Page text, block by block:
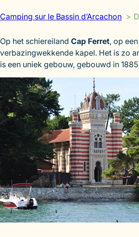
Camping sur le Bassin d’Arcachon
Op het schiereiland Cap Ferret, op
verbazingwekkende kapel. Het is zo
is een uniek gebouw, gebouwd in